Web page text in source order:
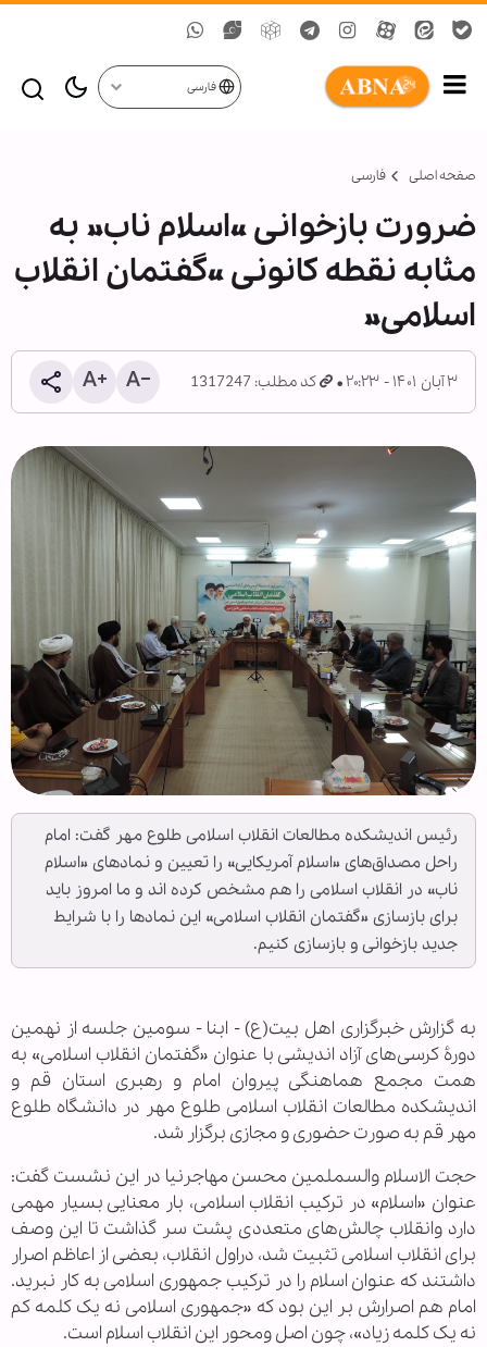
فارسی
صفحه اصلی فارسی
ضرورت بازخوانی «اسلام ناب» به
مثابه نقطه کانونی «گفتمان انقلاب
اسلامی»
۳ آبان ۱۴۰۱ - ۲۰:۲۳ کد مطلب: 1317247
رئیس اندیشکده مطالعات انقلاب اسلامی طلوع مهر گفت: امام
راحل مصداق‌های «اسلام آمریکایی» را تعیین و نماد‌های «اسلام
ناب» در انقلاب اسلامی را هم مشخص کرده اند و ما امروز باید
برای بازسازی «گفتمان انقلاب اسلامی» این نماد‌ها را با شرایط
جدید بازخوانی و بازسازی کنیم.
به گزارش خبرگزاری اهل بیت(ع) - ابنا - سومین جلسه از نهمین
دورۀ کرسی‌های آزاد اندیشی با عنوان «گفتمان انقلاب اسلامی» به
همت مجمع هماهنگی پیروان امام و رهبری استان قم و
اندیشکده مطالعات انقلاب اسلامی طلوع مهر در دانشگاه طلوع
مهر قم به صورت حضوری و مجازی برگزار شد.
حجت الاسلام والسملمین محسن مهاجرنیا در این نشست گفت:
عنوان «اسلام» در ترکیب انقلاب اسلامی، بار معنایی بسیار مهمی
دارد وانقلاب چالش‌های متعددی پشت سر گذاشت تا این وصف
برای انقلاب اسلامی تثبیت شد، دراول انقلاب، بعضی از اعاظم اصرار
داشتند که عنوان اسلام را در ترکیب جمهوری اسلامی به کار نبرید.
امام هم اصرارش بر این بود که «جمهوری اسلامی نه یک کلمه کم
نه یک کلمه زیاد»، چون اصل ومحور این انقلاب اسلام است.